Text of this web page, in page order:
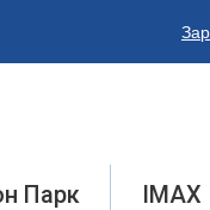
Парк IMAX